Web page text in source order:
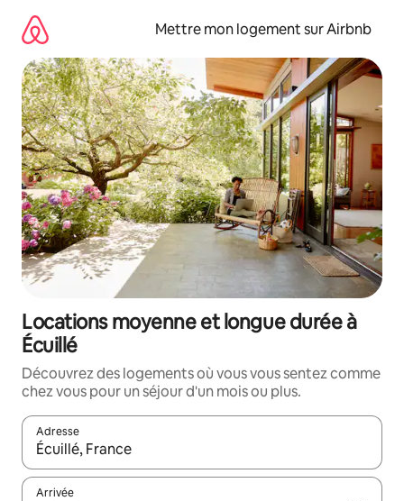
directement
contenu
Mettre mon logement sur Airbnb
Locations moyenne et longue durée à
Écuillé
Découvrez des logements où vous vous sentez comme
chez vous pour un séjour d'un mois ou plus.
Adresse
Lorsque les résultats s'affichent, utilisez les flèches vers le
Arrivée